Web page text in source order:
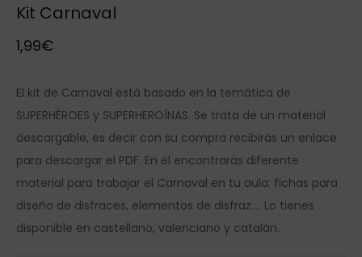
Kit Carnaval
1,99€
El kit de Carnaval está basado en la temática de
SUPERHÉROES y SUPERHEROÍNAS. Se trata de un material
descargable, es decir con su compra recibirás un enlace
para descargar el PDF. En él encontrarás diferente
material para trabajar el Carnaval en tu aula: fichas para
diseño de disfraces, elementos de disfraz…. Lo tienes
disponible en castellano, valenciano y catalán.